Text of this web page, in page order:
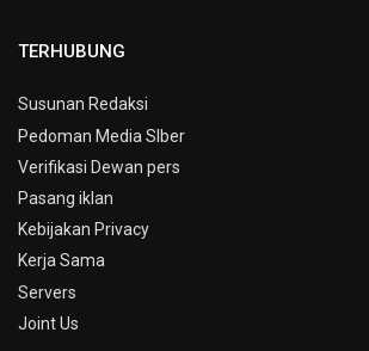
TERHUBUNG
Susunan Redaksi
Pedoman Media SIber
Verifikasi Dewan pers
Pasang iklan
Kebijakan Privacy
Kerja Sama
Servers
Joint Us